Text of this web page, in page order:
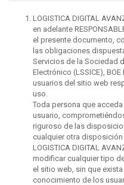
LOGISTICA DIGITAL
en adelante
el presente documento,
las obligaciones
Servicios de la Sociedad
Electrónico (LSSICE),
usuarios del sitio web
uso.
Toda persona que
usuario,
riguroso de las
cualquier otra
LOGISTICA DIGITAL
modificar cualquier tipo
el sitio web, sin que
conocimiento de los